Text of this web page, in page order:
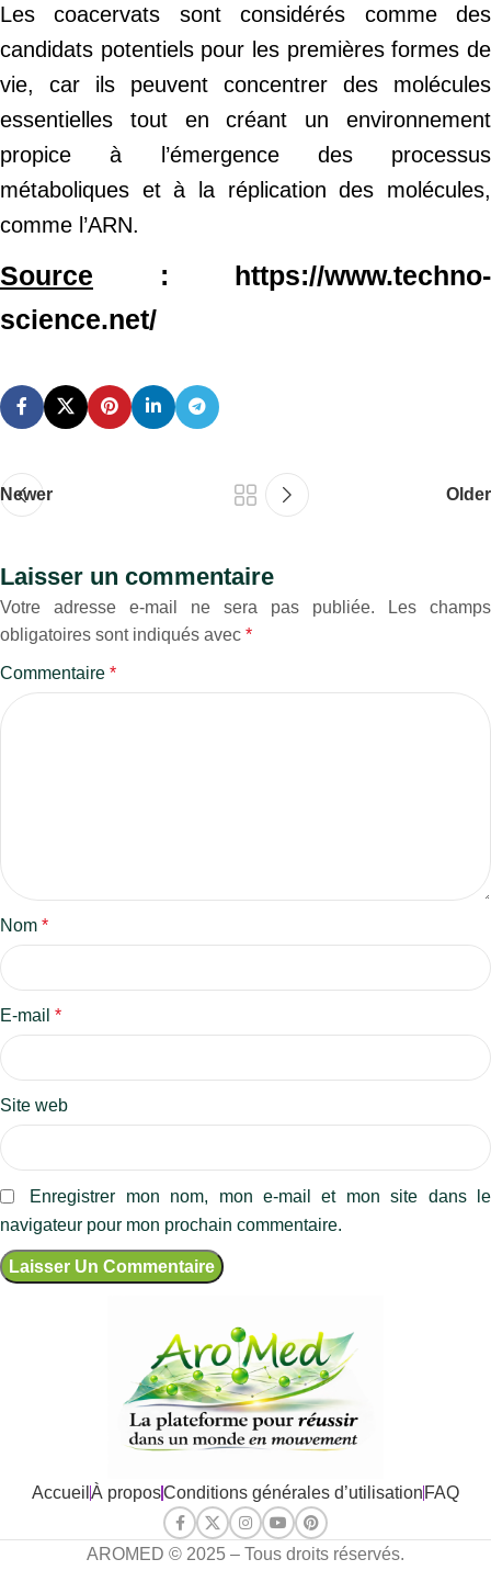
Les coacervats sont considérés comme des
candidats potentiels pour les premières formes de
vie, car ils peuvent concentrer des molécules
essentielles tout en créant un environnement
propice à l’émergence des processus
métaboliques et à la réplication des molécules,
comme l’ARN.
Source : https://www.techno-
science.net/
Newer Older
Laisser un commentaire
Votre adresse e-mail ne sera pas publiée.
Les champs
obligatoires sont indiqués avec *
Commentaire *
Nom *
E-mail *
Site web
Enregistrer mon nom, mon e-mail et mon site dans le
navigateur pour mon prochain commentaire.
Accueil À proposConditions générales d’utilisation FAQ
AROMED © 2025 – Tous droits réservés.